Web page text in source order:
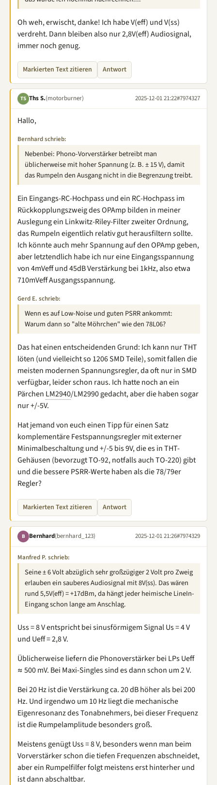
Oh weh, erwischt, danke! Ich habe V(eff) und V(ss)
verdreht. Dann bleiben also nur 2,8V(eff) Audiosignal,
immer noch genug.
Markierten Text zitieren Antwort
TS Ths S.(motorburner) 2025-12-01 21:22#7974327
Hallo,
Bernhard schrieb:
Nebenbei: Phono-Vorverstärker betreibt man
üblicherweise mit hoher Spannung (z. B. ± 15 V), damit
das Rumpeln den Ausgang nicht in die Begrenzung treibt.
Ein Eingangs-RC-Hochpass und ein RC-Hochpass im
Rückkopplungszweig des OPAmp bilden in meiner
Auslegung ein Linkwitz-Riley-Filter zweiter Ordnung,
das Rumpeln eigentlich relativ gut herausfiltern sollte.
Ich könnte auch mehr Spannung auf den OPAmp geben,
aber letztendlich habe ich nur eine Eingangsspannung
von 4mVeff und 45dB Verstärkung bei 1kHz, also etwa
710mVeff Ausgangsspannung.
Gerd E. schrieb:
Wenn es auf Low-Noise und guten PSRR ankommt:
Warum dann so "alte Möhrchen" wie den 78L06?
Das hat einen entscheidenden Grund: Ich kann nur THT
löten (und vielleicht so 1206 SMD Teile), somit fallen die
meisten modernen Spannungsregler, da oft nur in SMD
verfügbar, leider schon raus. Ich hatte noch an ein
Pärchen LM2940/LM2990 gedacht, aber die haben sogar
nur +/-5V.
Hat jemand von euch einen Tipp für einen Satz
komplementäre Festspannungsregler mit externer
Minimalbeschaltung und +/-5 bis 9V, die es in THT-
Gehäusen (bevorzugt TO-92, notfalls auch TO-220) gibt
und die bessere PSRR-Werte haben als die 78/79er
Regler?
Markierten Text zitieren Antwort
B Bernhard(bernhard_123) 2025-12-01 21:26#7974329
Manfred P. schrieb:
Seine ± 6 Volt abzüglich sehr großzügiger 2 Volt pro Zweig
erlauben ein sauberes Audiosignal mit 8V(ss). Das wären
rund 5,5V(eff) = +17dBm, da hängt jeder heimische LineIn-
Eingang schon lange am Anschlag.
Uss = 8 V entspricht bei sinusförmigem Signal Us = 4 V
und Ueff = 2,8 V.
Üblicherweise liefern die Phonoverstärker bei LPs Ueff
≈ 500 mV. Bei Maxi-Singles sind es dann schon um 2 V.
Bei 20 Hz ist die Verstärkung ca. 20 dB höher als bei 200
Hz. Und irgendwo um 10 Hz liegt die mechanische
Eigenresonanz des Tonabnehmers, bei dieser Frequenz
ist die Rumpelamplitude besonders groß.
Meistens genügt Uss = 8 V, besonders wenn man beim
Vorverstärker schon die tiefen Frequenzen abschneidet,
aber ein Rumpelfilfer folgt meistens erst hinterher und
ist dann abschaltbar.